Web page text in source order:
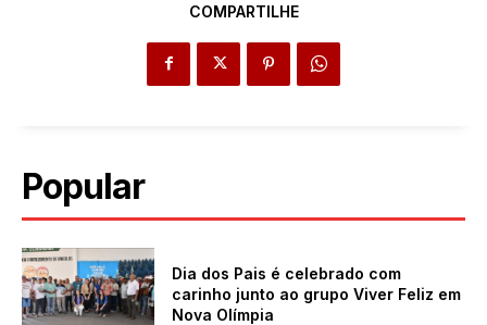
COMPARTILHE
Popular
Dia dos Pais é celebrado com
carinho junto ao grupo Viver Feliz em
Nova Olímpia